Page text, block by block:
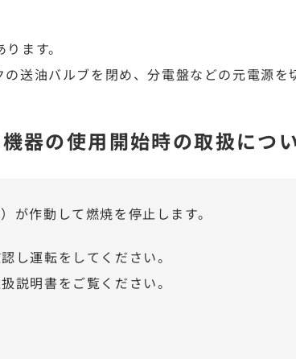
ます。
送油バルブを閉め、分電盤などの元電源を
器の使用開始時の取扱につ
が作動して燃焼を停止します。
し運転をしてください。
説明書をご覧ください。